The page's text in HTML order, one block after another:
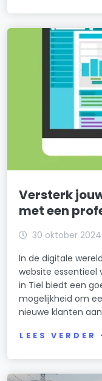
Versterk
met een
30 oktober 2024
In de digitale
website essentieel
in Tiel biedt een
mogelijkheid om
nieuwe klanten
LEES VERDER